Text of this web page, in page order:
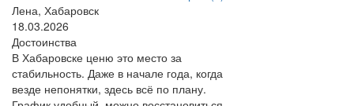
Лена, Хабаровск
18.03.2026
Достоинства
В Хабаровске ценю это место за
стабильность. Даже в начале года, когда
везде непонятки, здесь всё по плану.